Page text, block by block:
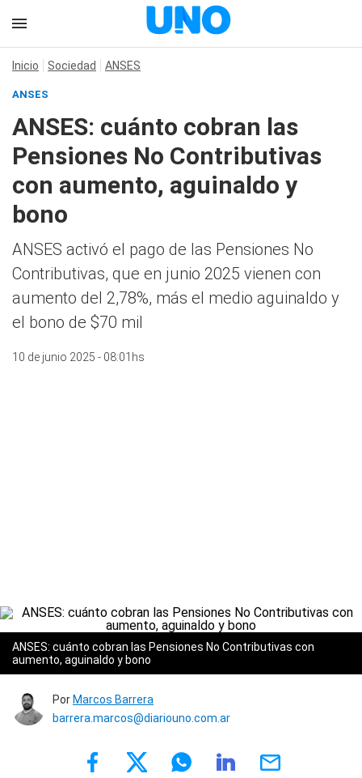
Inicio Sociedad ANSES
ANSES
ANSES: cuánto cobran las
Pensiones No Contributivas
con aumento, aguinaldo y
bono
ANSES activó el pago de las Pensiones No
Contributivas, que en junio 2025 vienen con
aumento del 2,78%, más el medio aguinaldo y
el bono de $70 mil
10 de junio 2025 - 08:01hs
ANSES: cuánto cobran las Pensiones No Contributivas con
aumento, aguinaldo y bono
Por Marcos Barrera
barrera.marcos@diariouno.com.ar